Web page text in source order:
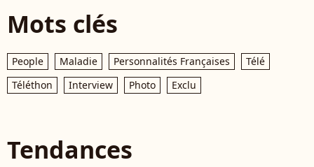
Mots clés
People Maladie Personnalités Françaises
Télé
Téléthon
Interview Photo Exclu
Tendances